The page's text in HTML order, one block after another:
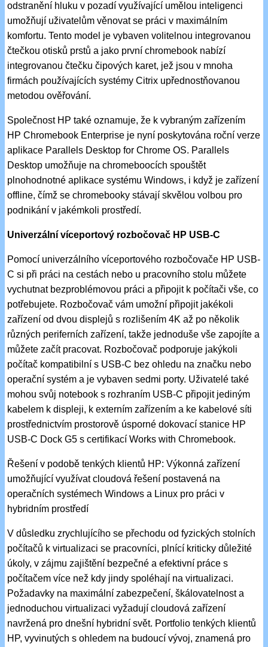
odstranění hluku v pozadí využívající umělou inteligenci
umožňují uživatelům věnovat se práci v maximálním
komfortu. Tento model je vybaven volitelnou integrovanou
čtečkou otisků prstů a jako první chromebook nabízí
integrovanou čtečku čipových karet, jež jsou v mnoha
firmách používajících systémy Citrix upřednostňovanou
metodou ověřování.
Společnost HP také oznamuje, že k vybraným zařízením
HP Chromebook Enterprise je nyní poskytována roční verze
aplikace Parallels Desktop for Chrome OS. Parallels
Desktop umožňuje na chromeboocích spouštět
plnohodnotné aplikace systému Windows, i když je zařízení
offline, čímž se chromebooky stávají skvělou volbou pro
podnikání v jakémkoli prostředí.
Univerzální víceportový rozbočovač HP USB-C
Pomocí univerzálního víceportového rozbočovače HP USB-
C si při práci na cestách nebo u pracovního stolu můžete
vychutnat bezproblémovou práci a připojit k počítači vše, co
potřebujete. Rozbočovač vám umožní připojit jakékoli
zařízení od dvou displejů s rozlišením 4K až po několik
různých periferních zařízení, takže jednoduše vše zapojíte a
můžete začít pracovat. Rozbočovač podporuje jakýkoli
počítač kompatibilní s USB-C bez ohledu na značku nebo
operační systém a je vybaven sedmi porty. Uživatelé také
mohou svůj notebook s rozhraním USB-C připojit jediným
kabelem k displeji, k externím zařízením a ke kabelové síti
prostřednictvím prostorově úsporné dokovací stanice HP
USB-C Dock G5 s certifikací Works with Chromebook.
Řešení v podobě tenkých klientů HP: Výkonná zařízení
umožňující využívat cloudová řešení postavená na
operačních systémech Windows a Linux pro práci v
hybridním prostředí
V důsledku zrychlujícího se přechodu od fyzických stolních
počítačů k virtualizaci se pracovníci, plnící kriticky důležité
úkoly, v zájmu zajištění bezpečné a efektivní práce s
počítačem více než kdy jindy spoléhají na virtualizaci.
Požadavky na maximální zabezpečení, škálovatelnost a
jednoduchou virtualizaci vyžadují cloudová zařízení
navržená pro dnešní hybridní svět. Portfolio tenkých klientů
HP, vyvinutých s ohledem na budoucí vývoj, znamená pro